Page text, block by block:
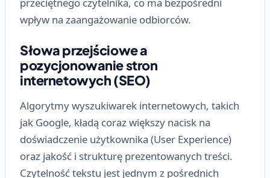
wpływ na zaangażowanie odbiorców.
Słowa przejściowe a
pozycjonowanie stron
internetowych (SEO)
Algorytmy wyszukiwarek internetowych, takich
jak Google, kładą coraz większy nacisk na
doświadczenie użytkownika (User Experience)
oraz jakość i strukturę prezentowanych treści.
Czytelność tekstu jest jednym z pośrednich